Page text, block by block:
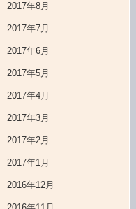
2017年8月
2017年7月
2017年6月
2017年5月
2017年4月
2017年3月
2017年2月
2017年1月
2016年12月